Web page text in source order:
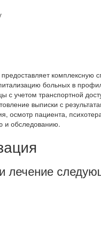
комплексную
больных в
с учетом транспортной
выписки с
осмотр пациента,
и обследованию.
лечение